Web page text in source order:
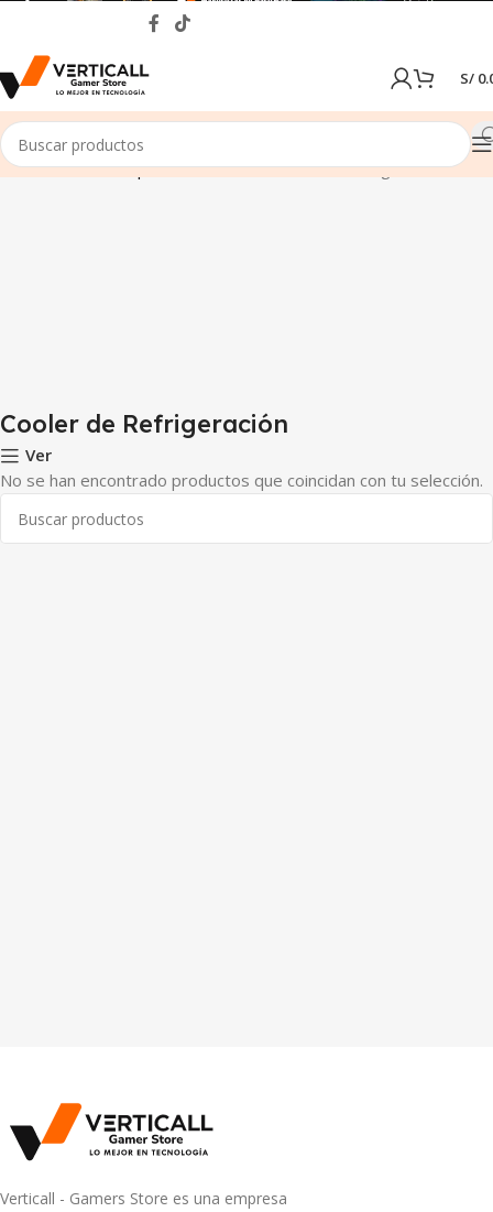
S/
Inicio Tienda Componentes de PC Cooler de Refrigeración
Cooler de Refrigeración
Ver
No se han encontrado productos que coincidan con tu selección.
Verticall - Gamers Store es una empresa